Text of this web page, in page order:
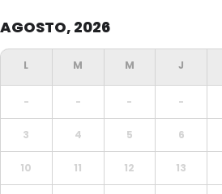
AGOSTO, 2026
- - - -
3 4 5 6
10 11 12 13